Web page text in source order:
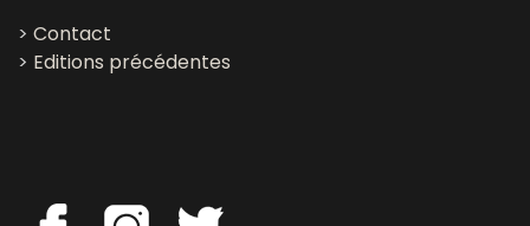
> Contact
> Editions précédentes